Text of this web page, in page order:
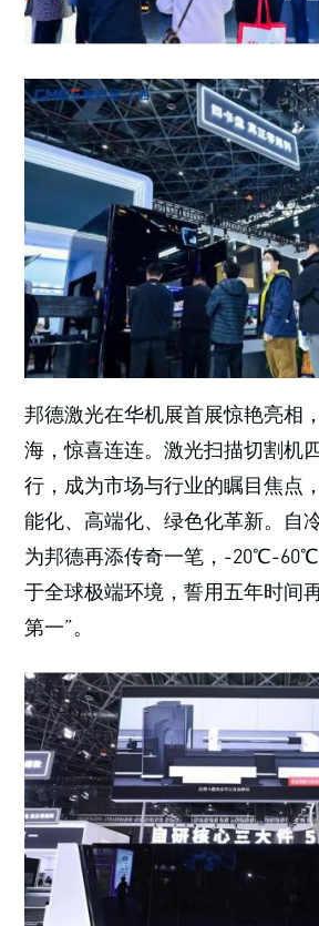
邦德激光在华机展首展惊艳亮相
海，惊喜连连。激光扫描切割机
行，成为市场与行业的瞩目焦点
能化、高端化、绿色化革新。自
为邦德再添传奇一笔，-20℃-
于全球极端环境，誓用五年时间
第一”。